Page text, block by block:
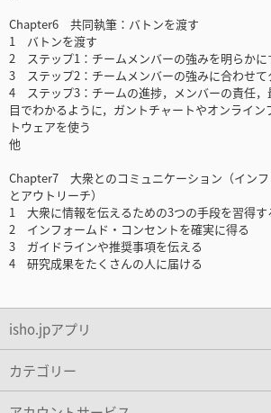
Chapter6 共同執筆：バトンを渡す
1 バトンを渡す
2 ステップ1：チームメンバーの強みを明らかに
3 ステップ2：チームメンバーの強みに合わせて
4 ステップ3：チームの進捗，メンバーの責任，
目でわかるように，ガントチャートやオンライン
トウェアを使う
他
Chapter7 大衆とのコミュニケーション（インフ
とアウトリーチ）
1 大衆に情報を伝えるための3つの手段を習得す
2 インフォームド・コンセントを確実に得る
3 ガイドラインや推奨事項を伝える
4 研究成果をたくさんの人に届ける
isho.jpアプリ
カテゴリー